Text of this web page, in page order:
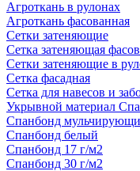
Агроткань в рулонах
Агроткань фасованная
Сетки затеняющие
Сетка затеняющая
Сетки затеняющие в
Сетка фасадная
Сетка для навесов и
Укрывной материал
Спанбонд
Спанбонд белый
Спанбонд 17 г/м2
Спанбонд 30 г/м2